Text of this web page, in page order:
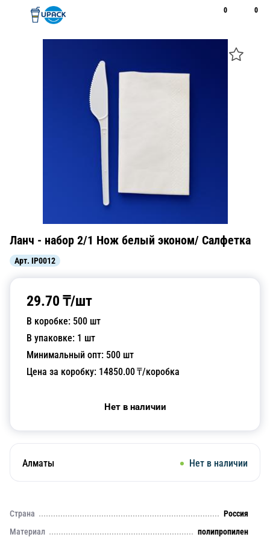
0 0
Ланч - набор 2/1 Нож белый эконом/ Салфетка
Арт. IP0012
29.70 ₸/шт
В коробке: 500 шт
В упаковке: 1 шт
Минимальный опт: 500 шт
Цена за коробку: 14850.00₸/коробка
Нет в наличии
Алматы Нет в наличии
Страна
Россия
Материал
полипропилен